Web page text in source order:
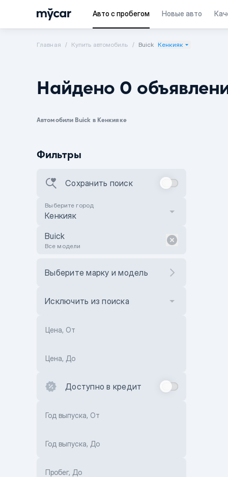
Авто с пробегом Новые авто
Главная Купить автомобиль Buick Кенкияк
Найдено 0
Автомобили Buick в Кенкияке
Фильтры
Сохранить поиск
Выберите город
Кенкияк
Buick
Все модели
Выберите марку и модель
Исключить из поиска
Цена, От
Цена, До
Доступно в кредит
Год выпуска, От
Год выпуска, До
Пробег, До